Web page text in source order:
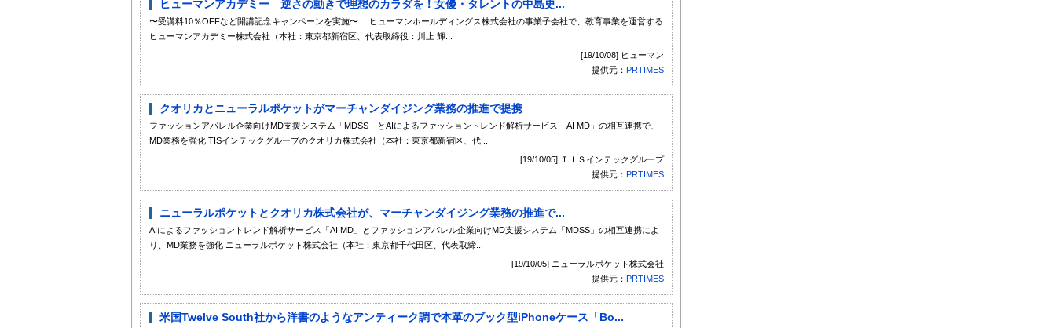
ヒューマンアカデミー 逆さの動きで理想のカラダを！女優・タレントの中島史...
〜受講料10％OFFなど開講記念キャンペーンを実施〜 ヒューマンホールディングス株式会社の事業子会社で、教育事業を運営する
ヒューマンアカデミー株式会社（本社：東京都新宿区、代表取締役：川上 輝...
[19/10/08] ヒューマン
提供元： PRTIMES
クオリカとニューラルポケットがマーチャンダイジング業務の推進で提携
ファッションアパレル企業向けMD支援システム「MDSS」とAIによるファッショントレンド解析サービス「AI MD」の相互連携で、
MD業務を強化 TISインテックグループのクオリカ株式会社（本社：東京都新宿区、代...
[19/10/05] ＴＩＳインテックグループ
提供元： PRTIMES
ニューラルポケットとクオリカ株式会社が、マーチャンダイジング業務の推進で...
AIによるファッショントレンド解析サービス「AI MD」とファッションアパレル企業向けMD支援システム「MDSS」の相互連携によ
り、MD業務を強化 ニューラルポケット株式会社（本社：東京都千代田区、代表取締...
[19/10/05] ニューラルポケット株式会社
提供元： PRTIMES
米国Twelve South社から洋書のようなアンティーク調で本革のブック型iPhoneケース「Bo...